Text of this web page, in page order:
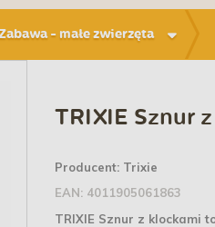
- małe zwierzęta
TRIXIE Sznur
Producent: Trixie
EAN: 4011905061863
TRIXIE Sznur z klockami